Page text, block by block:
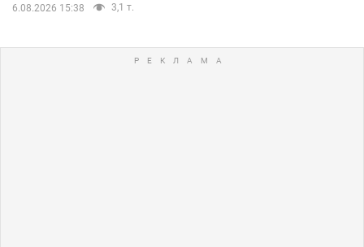
6.08.2026 15:38 3,1 т.